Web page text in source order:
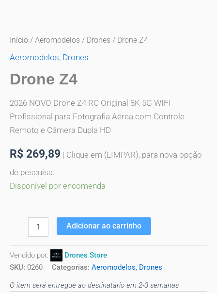
Início / Aeromodelos / Drones / Drone Z4
Aeromodelos, Drones
Drone Z4
2026 NOVO Drone Z4 RC Original 8K 5G WIFI
Profissional para Fotografia Aérea com Controle
Remoto e Câmera Dupla HD
R$ 269,89 | Clique em (LIMPAR), para nova opção
de pesquisa.
Disponível por encomenda
Adicionar ao carrinho
Vendido por:
Drones Store
SKU: 0260 Categorias: Aeromodelos, Drones
O item será entregue ao destinatário em 2-3 semanas